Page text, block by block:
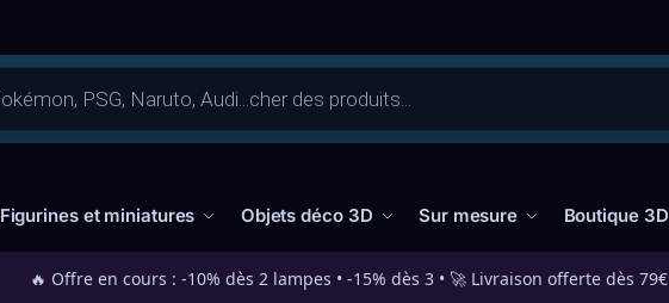
Figurines et miniatures Objets déco 3D Sur mesure Boutique 3D
🔥 Offre en cours : -10% dès 2 lampes • -15% dès 3 • 🚀 Livraison offerte dès 79€